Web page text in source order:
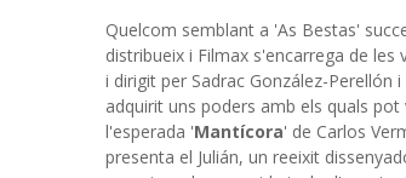
Quelcom semblant a 'As Bestas'
distribueix i Filmax s'encarrega de
i dirigit per Sadrac González-
adquirit uns poders amb els quals
l'esperada 'Mantícora' de Carlos
presenta el Julián, un reeixit